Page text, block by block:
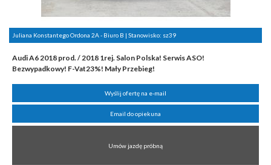
Juliana Konstantego Ordona 2A - Biuro B | Stanowisko: sz39
Audi A6 2018 prod. / 2018 1rej. Salon Polska! Serwis ASO!
Bezwypadkowy! F-Vat23%! Mały Przebieg!
Wyślij ofertę na e-mail
Email do opiekuna
Umów jazdę próbną